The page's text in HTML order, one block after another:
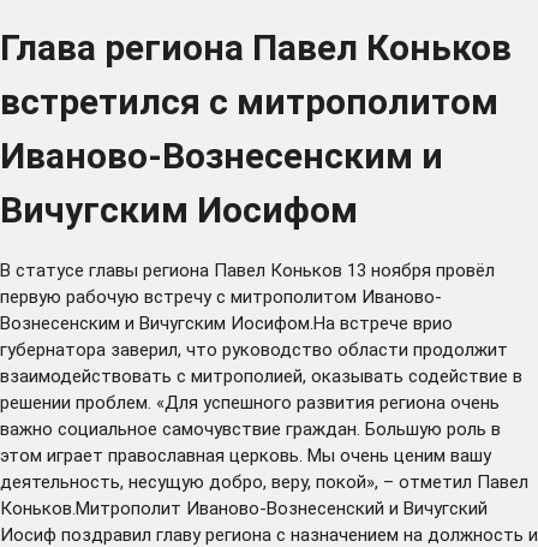
Глава региона Павел Коньков
встретился с митрополитом
Иваново-Вознесенским и
Вичугским Иосифом
В статусе главы региона Павел Коньков 13 ноября провёл
первую рабочую встречу с митрополитом Иваново-
Вознесенским и Вичугским Иосифом.На встрече врио
губернатора заверил, что руководство области продолжит
взаимодействовать с митрополией, оказывать содействие в
решении проблем. «Для успешного развития региона очень
важно социальное самочувствие граждан. Большую роль в
этом играет православная церковь. Мы очень ценим вашу
деятельность, несущую добро, веру, покой», – отметил Павел
Коньков.Митрополит Иваново-Вознесенский и Вичугский
Иосиф поздравил главу региона с назначением на должность и